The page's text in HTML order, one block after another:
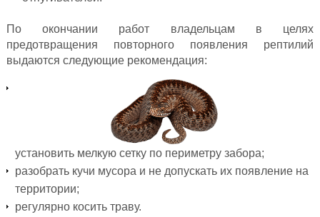
По окончании работ владельцам в целях
предотвращения повторного появления рептилий
выдаются следующие рекомендация:
установить мелкую сетку по периметру забора;
разобрать кучи мусора и не допускать их появление на
территории;
регулярно косить траву.